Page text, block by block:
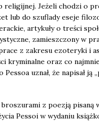
reli­gij­nej. Jeże­li cho­dzi o
lub do szu­fla­dy ese­je
arty­ku­ły o tre­ści
zamiesz­czo­ny w
pra­ce z zakre­su ezo­te­ry­ki i
kry­mi­nal­ne oraz co
uznał, że napi­sał ją
z poezją pisa­ną
Pes­soi w wyda­niu